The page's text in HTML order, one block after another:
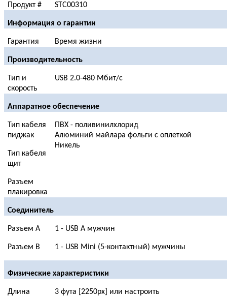
Продукт # STC00310
Информация о гарантии
Гарантия Время жизни
Производительность
Тип и
скорость
USB 2.0-480 Мбит/с
Аппаратное обеспечение
Тип кабеля
пиджак
Тип кабеля
щит
Разъем
плакировка
ПВХ - поливинилхлорид
Алюминий майлара фольги с оплеткой
Никель
Соединитель
Разъем A
Разъем B
1 - USB A мужчин
1 - USB Mini (5-контактный) мужчины
Физические характеристики
Длина
3 фута [2250px] или настроить